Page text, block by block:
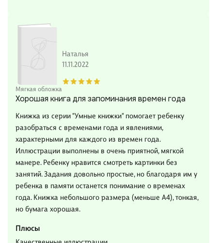
Мягкая обложка
Наталья
11.11.2022
Хорошая книга для запоминания времен года
Книжка из серии "Умные книжки" помогает ребенку
разобраться с временами года и явлениями,
характерными для каждого из времен года.
Иллюстрации выполнены в очень приятной, мягкой
манере. Ребенку нравится смотреть картинки без
занятий. Задания довольно простые, но благодаря им у
ребенка в памяти останется понимание о временах
года. Книжка небольшого размера (меньше А4), тонкая,
но бумага хорошая.
Плюсы